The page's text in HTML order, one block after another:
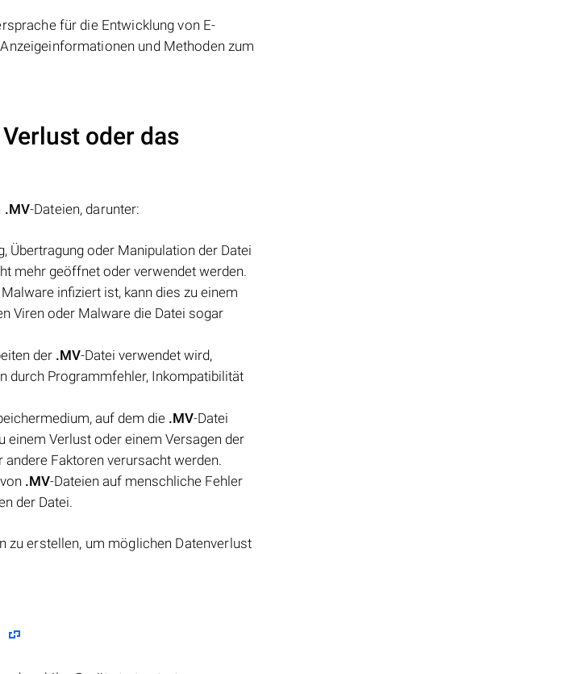
für die Entwicklung von E-
und Methoden zum
oder das
.MV-Dateien, darunter:
Übertragung oder Manipulation der Datei
mehr geöffnet oder verwendet werden.
infiziert ist, kann dies zu einem
Viren oder Malware die Datei sogar
der .MV-Datei verwendet wird,
durch Programmfehler, Inkompatibilität
auf dem die .MV-Datei
einem Verlust oder einem Versagen der
Faktoren verursacht werden.
.MV-Dateien auf menschliche Fehler
der Datei.
zu erstellen, um möglichen Datenverlust